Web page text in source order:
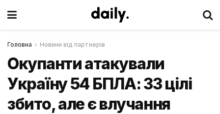
Головна Новини від партнерів
Окупанти атакували
Україну 54 БПЛА: 33 цілі
збито, але є влучання